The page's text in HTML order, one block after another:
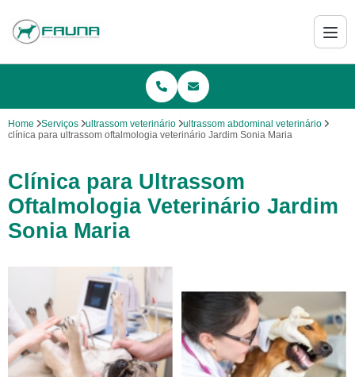
Home Serviços ultrassom veterinário
ultrassom abdominal veterinário
clínica para ultrassom oftalmologia veterinário Jardim Sonia Maria
Clínica para Ultrassom
Oftalmologia Veterinário Jardim
Sonia Maria